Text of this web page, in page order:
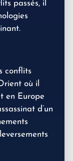
passés, il
conflits
où il
en Europe
d’un